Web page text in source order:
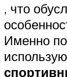
, что
Именно